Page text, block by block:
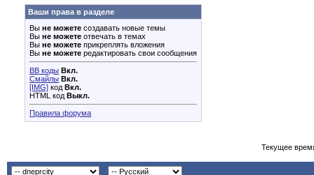
Ваши права в разделе
Вы не можете создавать новые темы
Вы не можете отвечать в темах
Вы не можете прикреплять вложения
Вы не можете редактировать свои сообщения
BB коды Вкл.
Смайлы Вкл.
[IMG] код Вкл.
HTML код Выкл.
Правила форума
Текущее